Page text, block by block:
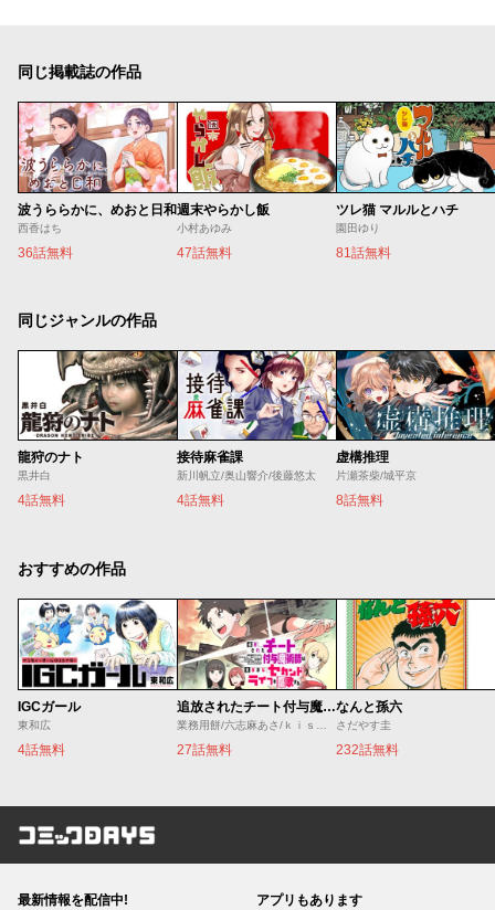
同じ掲載誌の作品
波うららかに、めおと日和
西香はち
36話無料
週末やらかし飯
小村あゆみ
47話無料
ツレ猫 マルルとハチ
園田ゆり
81話無料
同じジャンルの作品
龍狩のナト
黒井白
4話無料
接待麻雀課
新川帆立/奥山響介/後藤悠太
4話無料
虚構推理
片瀬茶柴/城平京
8話無料
おすすめの作品
IGCガール
東和広
4話無料
追放されたチート付与魔術師は気ままなセカンドライフを謳歌する。 ～俺は武器だけじゃなく、あらゆるものに『強化ポイント』を付与できるし、俺の意思でいつでも効果を解除できるけど、残った人たち大丈夫？～
27話無料
なんと孫六
さだやす圭
232話無料
コミックDAYS
最新情報を配信中! アプリもあります